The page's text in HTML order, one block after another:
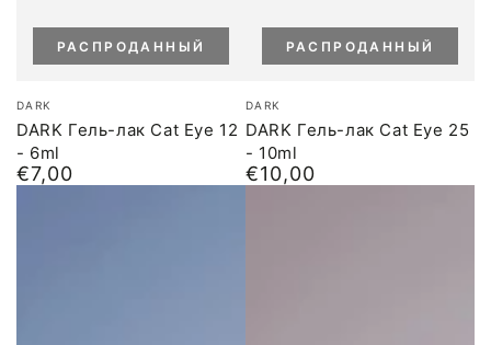
Бренд:
DARK
DARK Гель-лак Cat Eye 12
- 6ml
Обычная
€7,00
РАСПРОДАННЫЙ
Бренд:
DARK
DARK Гель-лак Cat Eye 25
- 10ml
Обычная
€10,00
РАСПРОДАННЫЙ